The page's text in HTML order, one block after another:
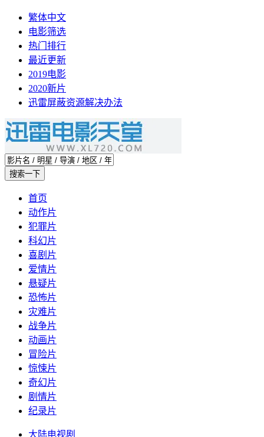
繁体中文
电影筛选
热门排行
最近更新
2019电影
2020新片
迅雷屏蔽资源解决办法
首页
动作片
犯罪片
科幻片
喜剧片
爱情片
悬疑片
恐怖片
灾难片
战争片
动画片
冒险片
惊悚片
奇幻片
剧情片
纪录片
大陆电视剧